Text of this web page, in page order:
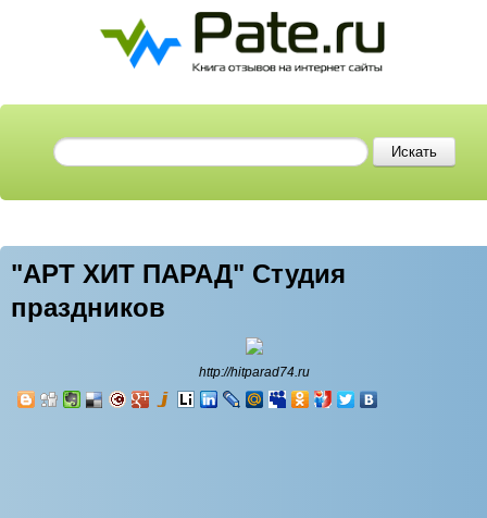
"АРТ ХИТ ПАРАД" Студия
праздников
http://hitparad74.ru